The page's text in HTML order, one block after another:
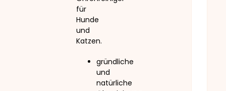
für
Hunde
und
Katzen.
gründliche
und
natürliche